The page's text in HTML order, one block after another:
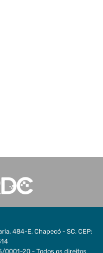
484-E, Chapecó - SC, CEP:
0001-20 - Todos os direitos